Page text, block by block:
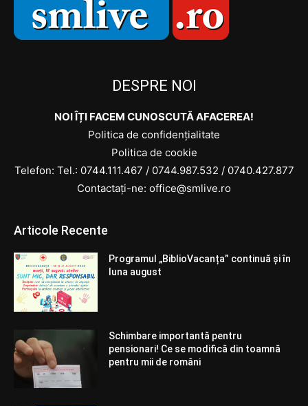
DESPRE NOI
NOI ÎȚI FACEM CUNOSCUTĂ AFACEREA!
Politica de confidențialitate
Politica de cookie
Telefon: Tel.: 0744.111.467 / 0744.987.532 / 0740.427.877
Contactați-ne: office@smlive.ro
Articole Recente
Programul „BiblioVacanța” continuă și în
luna august
Schimbare importantă pentru
pensionari! Ce se modifică din toamnă
pentru mii de români